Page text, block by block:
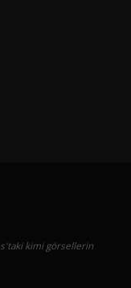
kimi görsellerin